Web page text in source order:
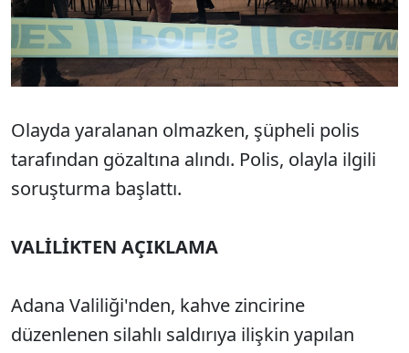
Olayda yaralanan olmazken, şüpheli polis
tarafından gözaltına alındı. Polis, olayla ilgili
soruşturma başlattı.
VALİLİKTEN AÇIKLAMA
Adana Valiliği'nden, kahve zincirine
düzenlenen silahlı saldırıya ilişkin yapılan